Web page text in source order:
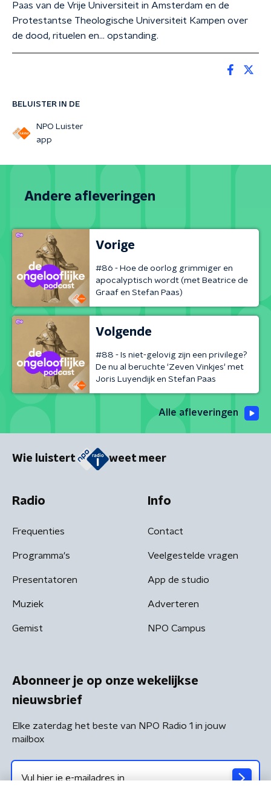
BELUISTER IN DE
NPO Luister
app
Paas van de Vrije Universiteit in Amsterdam en de
Protestantse Theologische Universiteit Kampen over
de dood, rituelen en... opstanding.
Andere afleveringen
Vorige
#86 - Hoe de oorlog grimmiger en
apocalyptisch wordt (met Beatrice de
Graaf en Stefan Paas)
Volgende
#88 - Is niet-gelovig zijn een privilege?
De nu al beruchte 'Zeven Vinkjes' met
Joris Luyendijk en Stefan Paas
Alle afleveringen
Wie luistert weet meer
Radio
Frequenties
Programma's
Presentatoren
Muziek
Gemist
Info
Contact
Veelgestelde vragen
App de studio
Adverteren
NPO Campus
Abonneer je op onze wekelijkse
nieuwsbrief
Elke zaterdag het beste van NPO Radio 1 in jouw
mailbox